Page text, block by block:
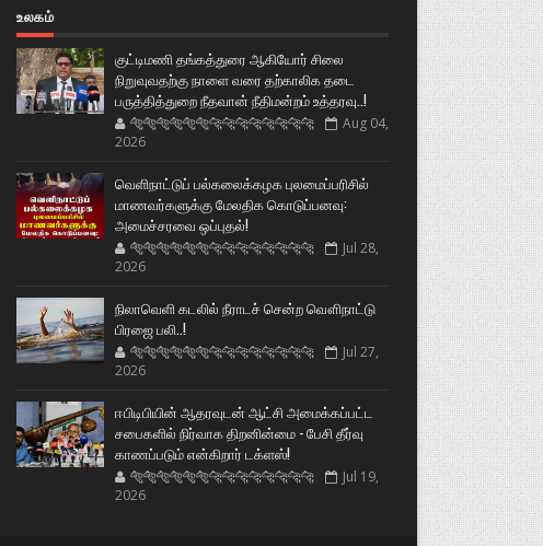
உலகம்
குட்டிமணி தங்கத்துரை ஆகியோர் சிலை
நிறுவுவதற்கு நாளை வரை தற்காலிக தடை
பருத்தித்துறை நீதவான் நீதிமன்றம் உத்தரவு..!
🐅🐅🐅🐅🐅🐅🐆🐆🐆🐆🐆🐆🐆🐆
Aug 04,
2026
வெளிநாட்டுப் பல்கலைக்கழக புலமைப்பரிசில்
மாணவர்களுக்கு மேலதிக கொடுப்பனவு:
அமைச்சரவை ஒப்புதல்!
🐅🐅🐅🐅🐅🐅🐆🐆🐆🐆🐆🐆🐆🐆
Jul 28,
2026
நிலாவெளி கடலில் நீராடச் சென்ற வௌிநாட்டு
பிரஜை பலி..!
🐅🐅🐅🐅🐅🐅🐆🐆🐆🐆🐆🐆🐆🐆
Jul 27,
2026
ஈபிடிபியின் ஆதரவுடன் ஆட்சி அமைக்கப்பட்ட
சபைகளில் நிர்வாக திறனின்மை - பேசி தீர்வு
காணப்படும் என்கிறார் டக்ளஸ்!
🐅🐅🐅🐅🐅🐅🐆🐆🐆🐆🐆🐆🐆🐆
Jul 19,
2026